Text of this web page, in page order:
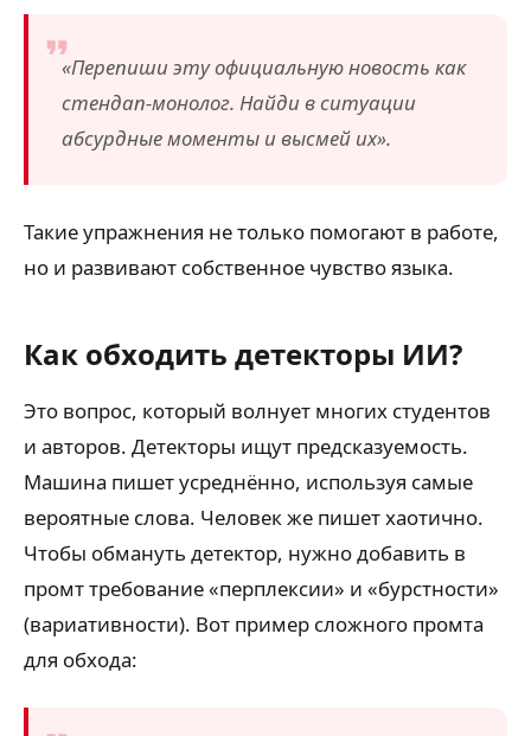
«Перепиши эту официальную новость как
стендап-монолог. Найди в ситуации
абсурдные моменты и высмей их».
Такие упражнения не только помогают в работе,
но и развивают собственное чувство языка.
Как обходить детекторы ИИ?
Это вопрос, который волнует многих студентов
и авторов. Детекторы ищут предсказуемость.
Машина пишет усреднённо, используя самые
вероятные слова. Человек же пишет хаотично.
Чтобы обмануть детектор, нужно добавить в
промт требование «перплексии» и «бурстности»
(вариативности). Вот пример сложного промта
для обхода: